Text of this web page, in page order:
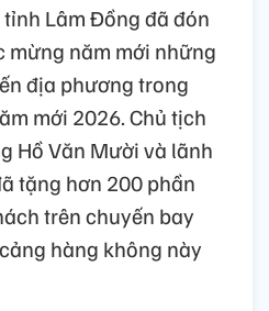
Lâm Đồng đã đón
mừng năm mới những
địa phương trong
mới 2026. Chủ tịch
Hồ Văn Mười và lãnh
tặng hơn 200 phần
trên chuyến bay
hàng không này